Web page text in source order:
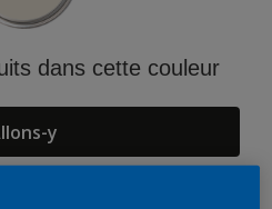
dans cette couleur
y